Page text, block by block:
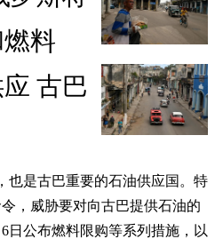
料
古巴
也是古巴重要的石油供应国。特
，威胁要对向古巴提供石油的
日公布燃料限购等系列措施，以